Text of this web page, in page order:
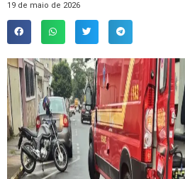
19 de maio de 2026